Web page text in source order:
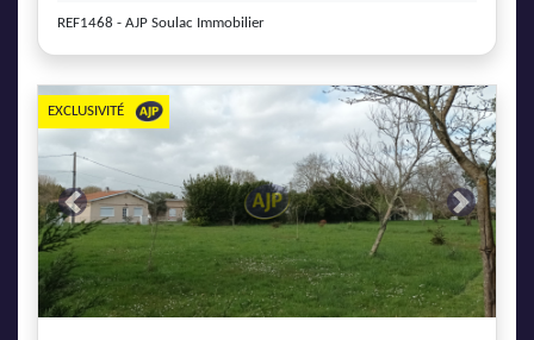
REF1468 - AJP Soulac Immobilier
Previous Next
EXCLUSIVITÉ